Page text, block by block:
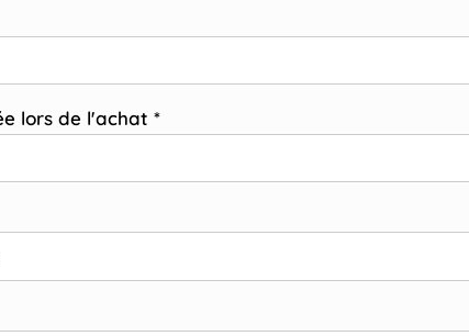
lors de l'achat *